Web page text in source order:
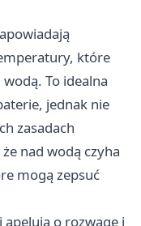
które
To idealna
jednak nie
zasadach
nad wodą czyha
mogą zepsuć
o rozwagę i